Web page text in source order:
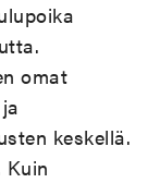
omat
keskellä.
Kuin